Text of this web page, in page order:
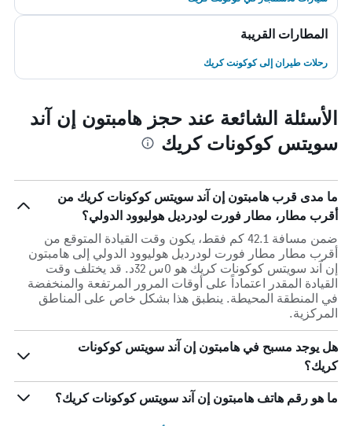
المطارات القريبة
رحلات طيران إلى كوكونت كريك
الأسئلة الشائعة عند حجز هامبتون إن آند
سويتس كوكونات كريك
ما مدى قرب هامبتون إن آند سويتس كوكونات كريك من
أقرب مطار، مطار فورت لودرديل هوليوود الدولي؟
ضمن مسافة 42.1 كم فقط، يكون وقت القيادة المتوقع من
أقرب مطار مطار فورت لودرديل هوليوود الدولي إلى هامبتون
إن آند سويتس كوكونات كريك هو 0س 32د. قد يختلف وقت
القيادة المقدر اعتماداً على أوقات المرور المرتفعة والمنخفضة
في المنطقة المحيطة. ينطبق هذا بشكل خاص على المناطق
المركزية.
هل يوجد مسبح في هامبتون إن آند سويتس كوكونات
كريك؟
ما هو رقم هاتف هامبتون إن آند سويتس كوكونات كريك؟